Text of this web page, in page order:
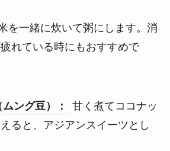
を一緒に炊いて粥にします。消
れている時にもおすすめで
ング豆）：
甘く煮てココナッ
ると、アジアンスイーツとし